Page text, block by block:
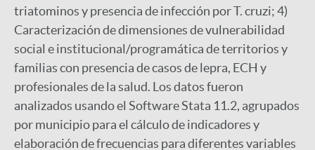
triatominos y presencia de infección por T. cruzi; 4)
Caracterización de dimensiones de vulnerabilidad
social e institucional/programática de territorios y
familias con presencia de casos de lepra, ECH y
profesionales de la salud. Los datos fueron
analizados usando el Software Stata 11.2, agrupados
por municipio para el cálculo de indicadores y
elaboración de frecuencias para diferentes variables